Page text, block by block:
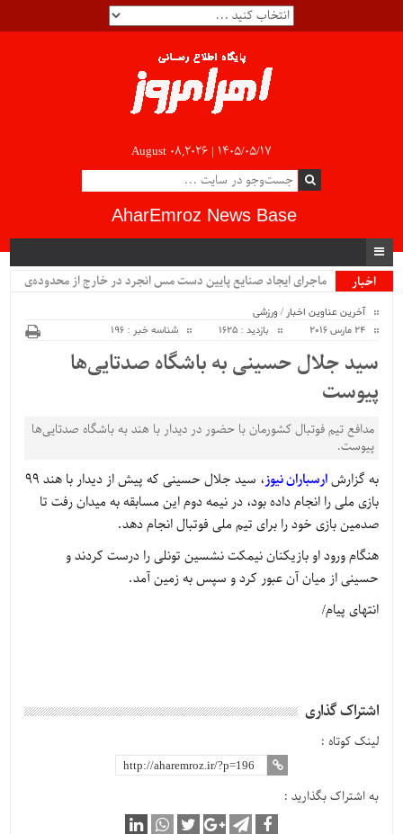
August 08,2026 | ۱۴۰۵/۰۵/۱۷
AharEmroz News Base
اخبار
ماجرای ایجاد صنایع پایین دست مس انجرد در خارج از محدوده‌ی
آخرین عناوین اخبار / ورزشی
24 مارس 2016
بازدید : 1625 شناسه خبر : 196
سید جلال حسینی به باشگاه صدتایی‌ها
پیوست
مدافع تیم فوتبال کشورمان با حضور در دیدار با هند به باشگاه صدتایی‌ها
پیوست.
به گزارشارسباران نیوز
، سید جلال حسینی که پیش از دیدار با هند 99
بازی ملی را انجام داده بود، در نیمه دوم این مسابقه به میدان رفت تا
صدمین بازی خود را برای تیم ملی فوتبال انجام دهد.
هنگام ورود او بازیکنان نیمکت نشسین تونلی را درست کردند و
حسینی از میان آن عبور کرد و سپس به زمین آمد.
انتهای پیام/
اشتراک گذاری
لینک کوتاه :
به اشتراک بگذارید :